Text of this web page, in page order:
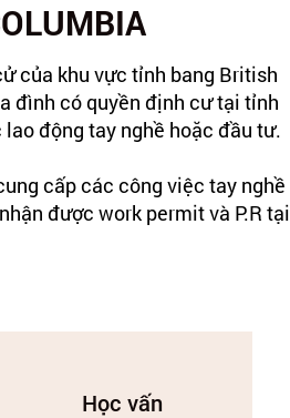
của khu vực tỉnh bang British
đình có quyền định cư tại tỉnh
động tay nghề hoặc đầu tư.
cấp các công việc tay nghề
được work permit và P.R tại
Học vấn